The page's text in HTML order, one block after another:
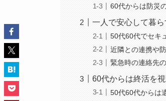
60代からは防災
一人で安心して暮
50代60代でセキ
近隣との連携や
緊急時の連絡先
60代からは終活を
50代60代からは